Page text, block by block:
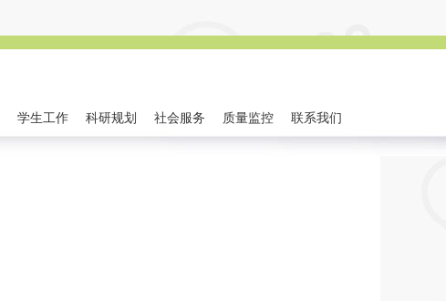
学生工作 科研规划 社会服务 质量监控 联系我们